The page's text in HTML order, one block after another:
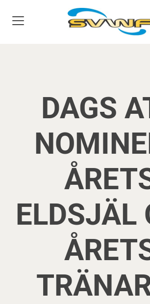
DAGS
ELDSJÄL